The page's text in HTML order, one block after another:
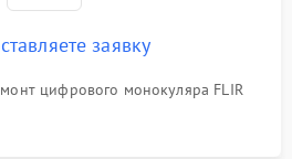
заявку
цифрового монокуляра FLIR